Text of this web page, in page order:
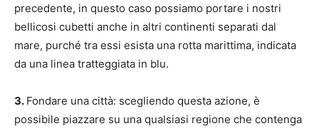
precedente, in questo caso possiamo portare i nostri
bellicosi cubetti anche in altri continenti separati dal
mare, purché tra essi esista una rotta marittima, indicata
da una linea tratteggiata in blu.
3. Fondare una città: scegliendo questa azione, è
possibile piazzare su una qualsiasi regione che contenga